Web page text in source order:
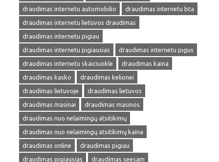
draudimas internetu automobilio
draudimas internetu bta
draudimas internetu lietuvos draudimas
draudimas internetu pigiau
draudimas internetu pigiausias
draudimas internetu pigus
draudimas internetu skaiciuokle
draudimas kaina
draudimas kasko
draudimas kelionei
draudimas lietuvoje
draudimas lietuvos
draudimas masinai
draudimas masinos
draudimas nuo nelaimingų atsitikimų
draudimas nuo nelaimingų atsitikimų kaina
draudimas online
draudimas pigiau
draudimas pigiausias
draudimas seesam